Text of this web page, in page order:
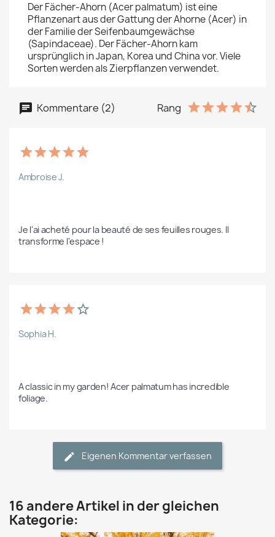
Der Fächer-Ahorn (Acer palmatum) ist eine
Pflanzenart aus der Gattung der Ahorne (Acer) in
der Familie der Seifenbaumgewächse
(Sapindaceae). Der Fächer-Ahorn kam
ursprünglich in Japan, Korea und China vor. Viele
Sorten werden als Zierpflanzen verwendet.
Kommentare (2) Rang
Ambroise J.
Je l'ai acheté pour la beauté de ses feuilles rouges. Il
transforme l'espace !
Sophia H.
A classic in my garden! Acer palmatum has incredible
foliage.
Eigenen Kommentar verfassen
16 andere Artikel in der gleichen
Kategorie: